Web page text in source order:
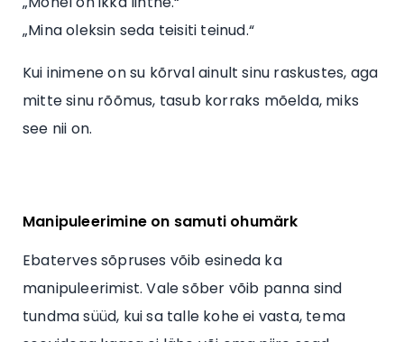
„Mina oleksin seda teisiti teinud.“
Kui inimene on su kõrval ainult sinu raskustes, aga
mitte sinu rõõmus, tasub korraks mõelda, miks
see nii on.
Manipuleerimine on samuti ohumärk
Ebaterves sõpruses võib esineda ka
manipuleerimist. Vale sõber võib panna sind
tundma süüd, kui sa talle kohe ei vasta, tema